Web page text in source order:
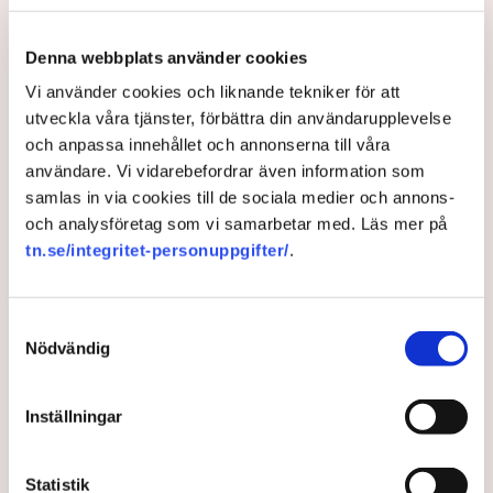
Denna webbplats använder cookies
Vi använder cookies och liknande tekniker för att
utveckla våra tjänster, förbättra din användarupplevelse
och anpassa innehållet och annonserna till våra
användare. Vi vidarebefordrar även information som
samlas in via cookies till de sociala medier och annons-
och analysföretag som vi samarbetar med. Läs mer på
tn.se/integritet-personuppgifter/.
Nödvändig
Inställningar
Statistik
tillståndsansvarig på Neova, till TN. Nu
varnar branschen för skador på
uppemot 100 miljoner kronor.
Brytningen av torvtäkten i Grimsås lamslås av
aktivistgruppen Återställ Våtmarker. Mats Henriksson,
tillståndsansvarig på Neova, som befinner sig på plats,
beskriver hur ett 40-tal personer spred ut sig över den
AI-sammanfattning
Aktivistgruppen Återställ Våtmarker har stoppat
torvbrytningen i Grimsås.
Mats Henriksson från Neova beskriver omfattande